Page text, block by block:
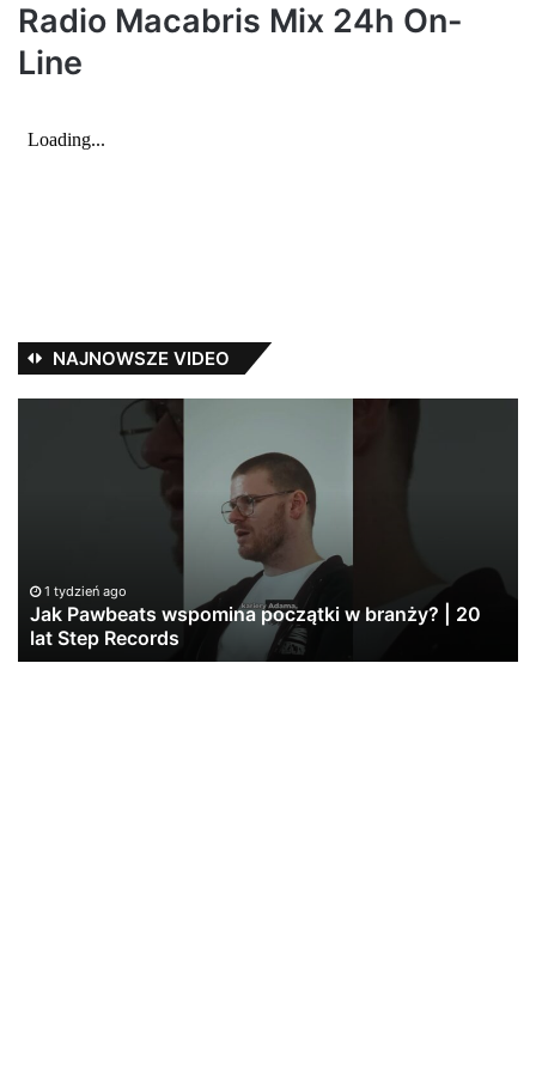
Radio Macabris Mix 24h On-
Line
NAJNOWSZE VIDEO
20
Step
Records
1 tydzień ago
Jak Pawbeats wspomina początki w branży? | 20
lat Step Records